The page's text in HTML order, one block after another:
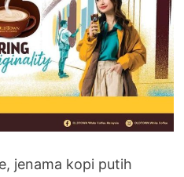
jenama kopi putih